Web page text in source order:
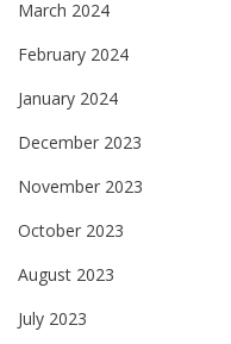
March 2024
February 2024
January 2024
December 2023
November 2023
October 2023
August 2023
July 2023